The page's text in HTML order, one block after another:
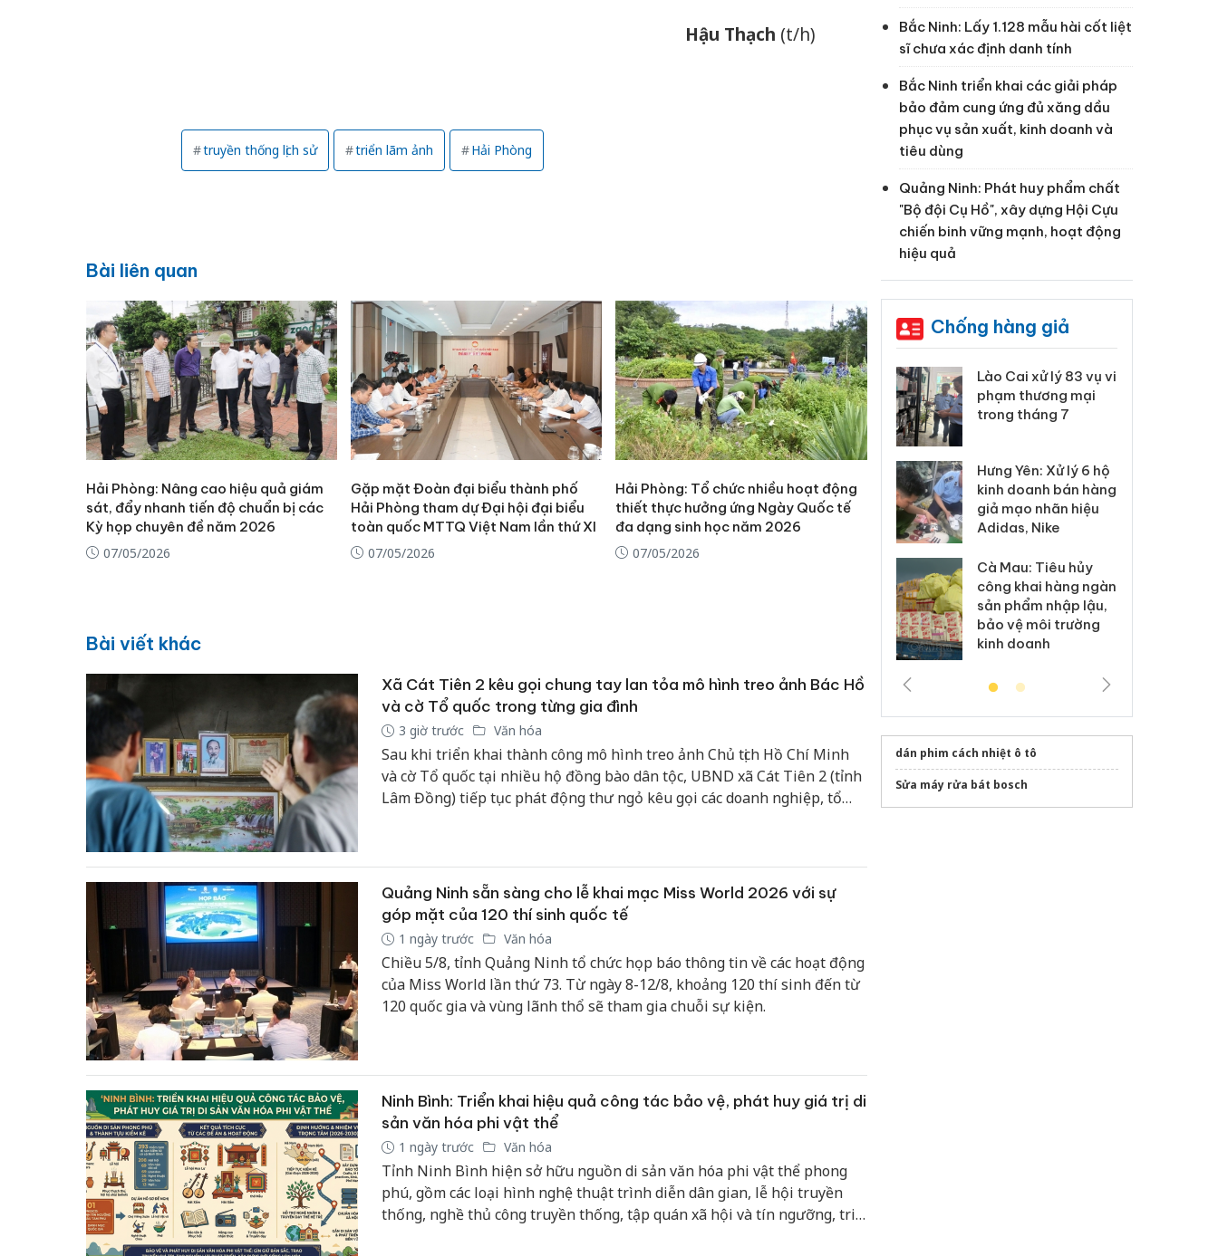
Hậu Thạch (t/h)
truyền thống lịch sử triển lãm ảnh Hải Phòng
Bài liên quan
Hải Phòng: Nâng cao hiệu quả giám
sát, đẩy nhanh tiến độ chuẩn bị các
Kỳ họp chuyên đề năm 2026
07/05/2026
Gặp mặt Đoàn đại biểu thành phố
Hải Phòng tham dự Đại hội đại biểu
toàn quốc MTTQ Việt Nam lần thứ XI
07/05/2026
Hải Phòng: Tổ chức nhiều hoạt động
thiết thực hưởng ứng Ngày Quốc tế
đa dạng sinh học năm 2026
07/05/2026
Bài viết khác
Xã Cát Tiên 2 kêu gọi chung tay lan tỏa mô hình treo ảnh Bác Hồ
và cờ Tổ quốc trong từng gia đình
3 giờ trước Văn hóa
Sau khi triển khai thành công mô hình treo ảnh Chủ tịch Hồ Chí Minh
và cờ Tổ quốc tại nhiều hộ đồng bào dân tộc, UBND xã Cát Tiên 2 (tỉnh
Lâm Đồng) tiếp tục phát động thư ngỏ kêu gọi các doanh nghiệp, tổ
Quảng Ninh sẵn sàng cho lễ khai mạc Miss World 2026 với sự
góp mặt của 120 thí sinh quốc tế
1 ngày trước Văn hóa
Chiều 5/8, tỉnh Quảng Ninh tổ chức họp báo thông tin về các hoạt động
của Miss World lần thứ 73. Từ ngày 8-12/8, khoảng 120 thí sinh đến từ
120 quốc gia và vùng lãnh thổ sẽ tham gia chuỗi sự kiện.
Ninh Bình: Triển khai hiệu quả công tác bảo vệ, phát huy giá trị di
sản văn hóa phi vật thể
1 ngày trước Văn hóa
Tỉnh Ninh Bình hiện sở hữu nguồn di sản văn hóa phi vật thể phong
phú, gồm các loại hình nghệ thuật trình diễn dân gian, lễ hội truyền
thống, nghề thủ công truyền thống, tập quán xã hội và tín ngưỡng, tri
Bắc Ninh: Lấy 1.128 mẫu hài cốt liệt
sĩ chưa xác định danh tính
Bắc Ninh triển khai các giải pháp
bảo đảm cung ứng đủ xăng dầu
phục vụ sản xuất, kinh doanh và
tiêu dùng
Quảng Ninh: Phát huy phẩm chất
"Bộ đội Cụ Hồ", xây dựng Hội Cựu
chiến binh vững mạnh, hoạt động
hiệu quả
Chống hàng giả
Công an Thanh Hóa
tìm bị hại trong vụ
án sản xuất, buôn
bán yến sào giả
hại trong vụ án buôn
bán bình sữa
Moyuum giả
Lào Cai xử lý 83 vụ vi
phạm thương mại
trong tháng 7
Hưng Yên: Xử lý 6 hộ
kinh doanh bán hàng
giả mạo nhãn hiệu
Adidas, Nike
Cà Mau: Tiêu hủy
công khai hàng ngàn
sản phẩm nhập lậu,
bảo vệ môi trường
kinh doanh
dán phim cách nhiệt ô tô
Sửa máy rửa bát bosch